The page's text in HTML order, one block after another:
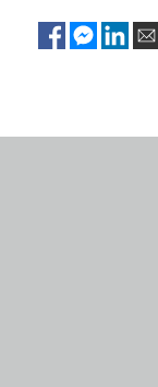
daugybė batų ir
dizainas